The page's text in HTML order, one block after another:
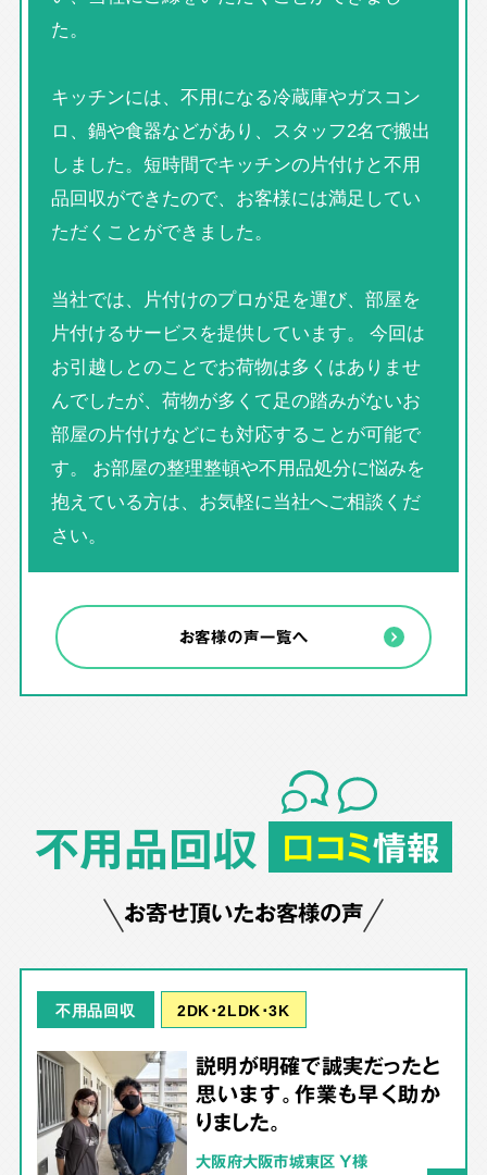
た。
キッチンには、不用になる冷蔵庫やガスコン
ロ、鍋や食器などがあり、スタッフ2名で搬出
しました。短時間でキッチンの片付けと不用
品回収ができたので、お客様には満足してい
ただくことができました。
当社では、片付けのプロが足を運び、部屋を
片付けるサービスを提供しています。 今回は
お引越しとのことでお荷物は多くはありませ
んでしたが、荷物が多くて足の踏みがないお
部屋の片付けなどにも対応することが可能で
す。 お部屋の整理整頓や不用品処分に悩みを
抱えている方は、お気軽に当社へご相談くだ
さい。
お客様の声一覧へ
不用品回収 口コミ情報
お寄せ頂いたお客様の声
不用品回収 2DK･2LDK･3K
説明が明確で誠実だったと
思います。作業も早く助か
りました。
大阪府大阪市城東区 Y様